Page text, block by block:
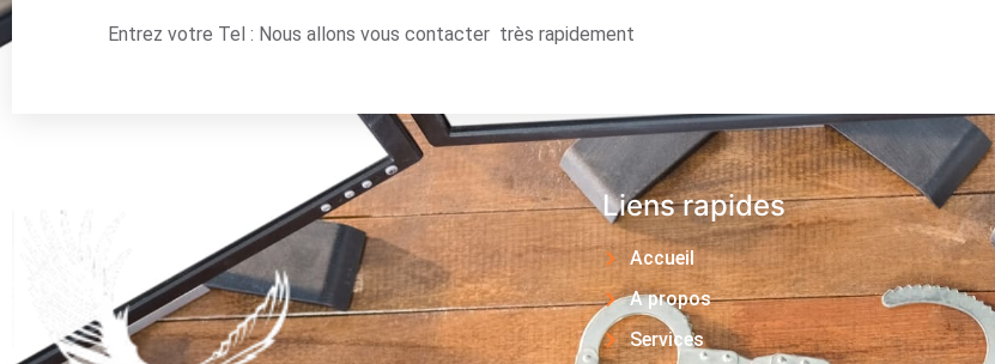
Entrez votre Tel : Nous allons vous contacter très rapidement
Liens rapides
Accueil
A propos
Services